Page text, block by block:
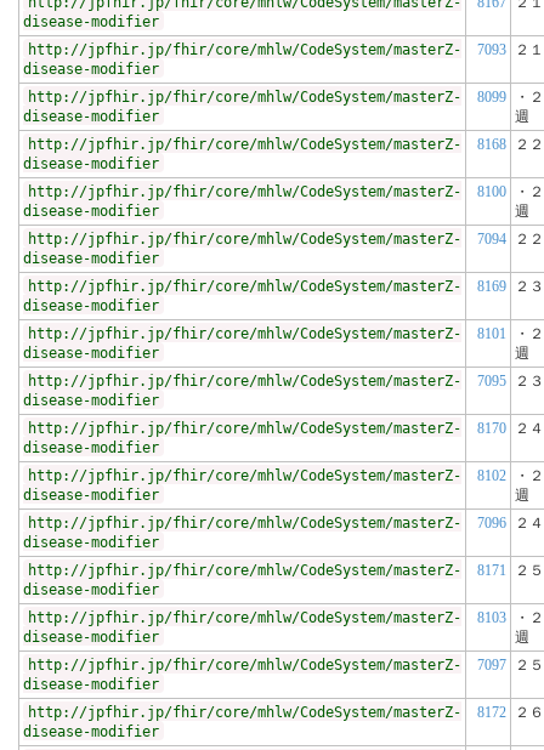
disease-modifier
http://jpfhir.jp/fhir/core/mhlw/CodeSystem/masterZ-
disease-modifier
7093 ２
http://jpfhir.jp/fhir/core/mhlw/CodeSystem/masterZ-
disease-modifier
8099
・
週
http://jpfhir.jp/fhir/core/mhlw/CodeSystem/masterZ-
disease-modifier
8168 ２
http://jpfhir.jp/fhir/core/mhlw/CodeSystem/masterZ-
disease-modifier
8100
・
週
http://jpfhir.jp/fhir/core/mhlw/CodeSystem/masterZ-
disease-modifier
7094 ２
http://jpfhir.jp/fhir/core/mhlw/CodeSystem/masterZ-
disease-modifier
8169 ２
http://jpfhir.jp/fhir/core/mhlw/CodeSystem/masterZ-
disease-modifier
8101
・
週
http://jpfhir.jp/fhir/core/mhlw/CodeSystem/masterZ-
disease-modifier
7095 ２
http://jpfhir.jp/fhir/core/mhlw/CodeSystem/masterZ-
disease-modifier
8170 ２
http://jpfhir.jp/fhir/core/mhlw/CodeSystem/masterZ-
disease-modifier
8102
・
週
http://jpfhir.jp/fhir/core/mhlw/CodeSystem/masterZ-
disease-modifier
7096 ２
http://jpfhir.jp/fhir/core/mhlw/CodeSystem/masterZ-
disease-modifier
8171 ２
http://jpfhir.jp/fhir/core/mhlw/CodeSystem/masterZ-
disease-modifier
8103
・
週
http://jpfhir.jp/fhir/core/mhlw/CodeSystem/masterZ-
disease-modifier
7097 ２
http://jpfhir.jp/fhir/core/mhlw/CodeSystem/masterZ-
disease-modifier
8172 ２